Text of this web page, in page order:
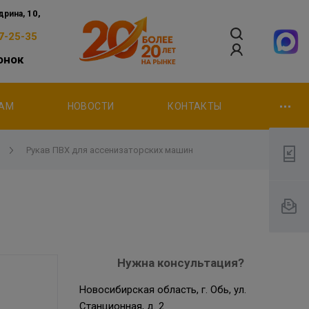
10,
25-35
НОВОСТИ КОНТАКТЫ
Рукав ПВХ для ассенизаторских машин
Нужна консультация?
Новосибирская область, г. Обь, ул.
Станционная, д. 2